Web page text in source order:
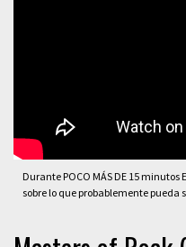
Durante POCO MÁS DE 15
sobre lo que probablemente pueda